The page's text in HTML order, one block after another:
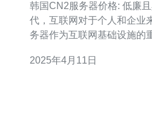
韩国CN2服务器价格: 低廉且具竞争力 在
代，互联网对于个人和企业
务器作为互联网基础设施的
存在的个人和企业来说，选
2025年4月11日